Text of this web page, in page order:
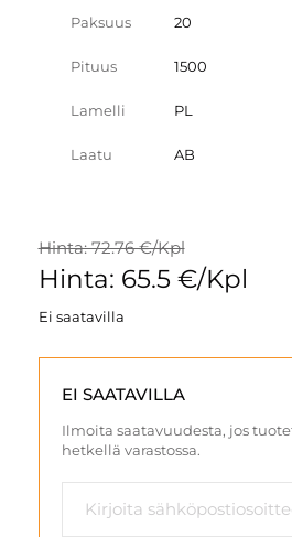
Paksuus 20
Pituus 1500
Lamelli PL
Laatu AB
Hinta: 72.76 €/Kpl
Hinta: 65.5 €/Kpl
Ei saatavilla
EI SAATAVILLA
Ilmoita saatavuudesta, jos
hetkellä varastossa.